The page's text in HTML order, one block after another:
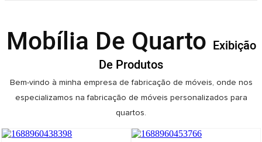
Mobília De Quarto Exibição
De Produtos
Bem-vindo à minha empresa de fabricação de móveis, onde nos
especializamos na fabricação de móveis personalizados para
quartos.